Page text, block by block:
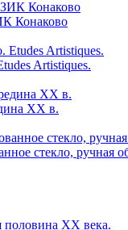
Конаково
Artistiques.
ХХ в.
стекло, ручная